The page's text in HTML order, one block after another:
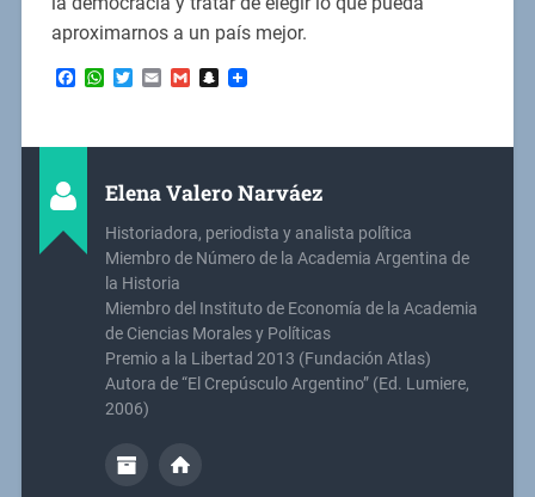
aproximarnos a un país mejor.
Facebook
WhatsApp
Twitter
EmailGmailSnapchat
Elena Valero Narváez
Historiadora, periodista y analista política
Miembro de Número de la Academia Argentina de
la Historia
Miembro del Instituto de Economía de la Academia
de Ciencias Morales y Políticas
Premio a la Libertad 2013 (Fundación Atlas)
Autora de “El Crepúsculo Argentino” (Ed. Lumiere,
2006)